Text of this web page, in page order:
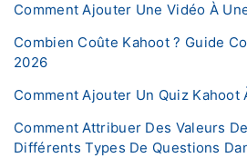
Comment Ajouter Une Vidéo À
Combien Coûte Kahoot ? Guide
2026
Comment Ajouter Un Quiz Kahoot
Comment Attribuer Des Valeurs
Différents Types De Questions